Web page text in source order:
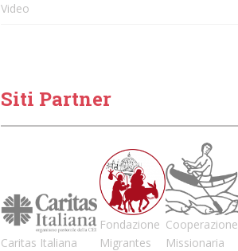
Video
Siti Partner
Caritas Italiana
Fondazione
Migrantes
Cooperazione
Missionaria